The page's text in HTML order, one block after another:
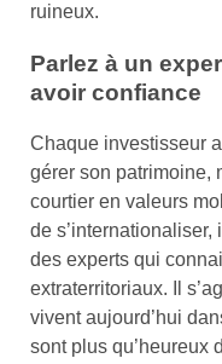
ruineux.
Parlez à un
avoir confiance
Chaque investisseur
gérer son patrimoine,
courtier en valeurs
de s’internationaliser,
des experts qui
extraterritoriaux. Il
vivent aujourd’hui
sont plus qu’heureux